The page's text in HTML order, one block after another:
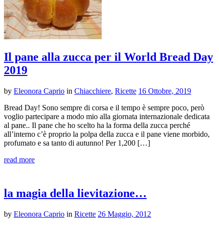
Il pane alla zucca per il World Bread Day
2019
by Eleonora Caprio in Chiacchiere, Ricette 16 Ottobre, 2019
Bread Day! Sono sempre di corsa e il tempo è sempre poco, però
voglio partecipare a modo mio alla giornata internazionale dedicata
al pane.. Il pane che ho scelto ha la forma della zucca perché
all’interno c’è proprio la polpa della zucca e il pane viene morbido,
profumato e sa tanto di autunno! Per 1,200 […]
read more
la magia della lievitazione…
by Eleonora Caprio in Ricette 26 Maggio, 2012